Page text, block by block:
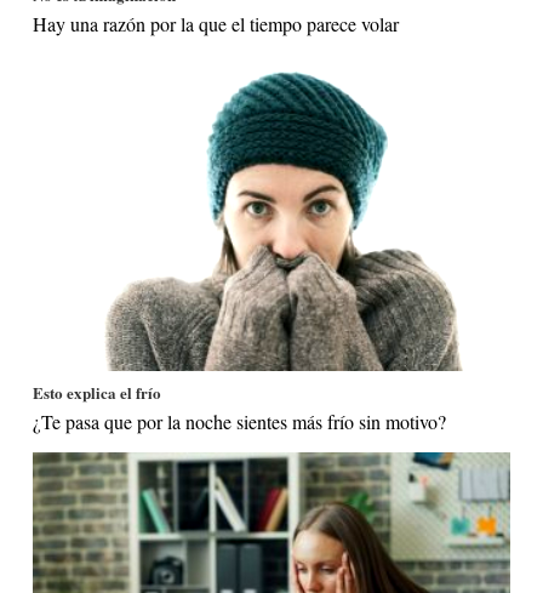
Hay una razón por la que el tiempo parece volar
Esto explica el frío
¿Te pasa que por la noche sientes más frío sin motivo?